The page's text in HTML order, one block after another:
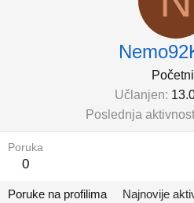
Učlanjen
Poslednja aktivnost
Poruka
0
Poruke na profilima Najnovije